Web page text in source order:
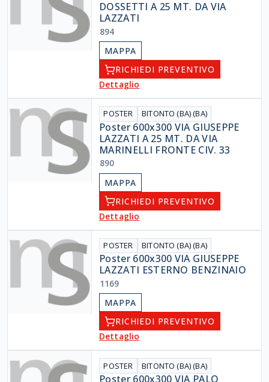
DOSSETTI A 25 MT. DA VIA
LAZZATI
894
MAPPA
RICHIEDI PREVENTIVO
Dettaglio
POSTER BITONTO (BA) (BA)
Poster 600x300 VIA GIUSEPPE
LAZZATI A 25 MT. DA VIA
MARINELLI FRONTE CIV. 33
890
MAPPA
RICHIEDI PREVENTIVO
Dettaglio
POSTER BITONTO (BA) (BA)
Poster 600x300 VIA GIUSEPPE
LAZZATI ESTERNO BENZINAIO
1169
MAPPA
RICHIEDI PREVENTIVO
Dettaglio
POSTER BITONTO (BA) (BA)
Poster 600x300 VIA PALO